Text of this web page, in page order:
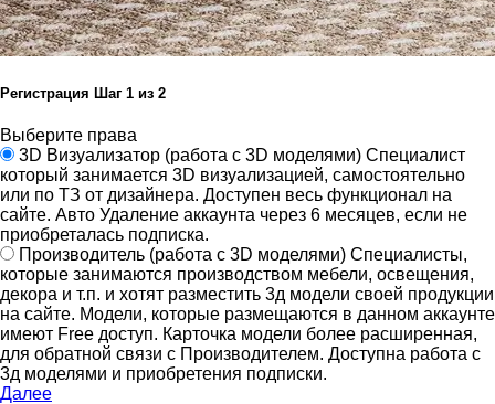
Регистрация Шаг 1 из 2
Выберите права
3D Визуализатор (работа с 3D моделями) Специалист
который занимается 3D визуализацией, самостоятельно
или по ТЗ от дизайнера. Доступен весь функционал на
сайте. Авто Удаление аккаунта через 6 месяцев, если не
приобреталась подписка.
Производитель (работа с 3D моделями) Специалисты,
которые занимаются производством мебели, освещения,
декора и т.п. и хотят разместить 3д модели своей продукции
на сайте. Модели, которые размещаются в данном аккаунте
имеют Free доступ. Карточка модели более расширенная,
для обратной связи с Производителем. Доступна работа с
3д моделями и приобретения подписки.
Далее